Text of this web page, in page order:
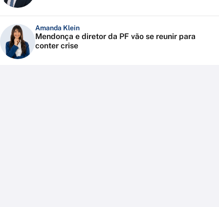
Amanda Klein
Mendonça e diretor da PF vão se reunir para
conter crise